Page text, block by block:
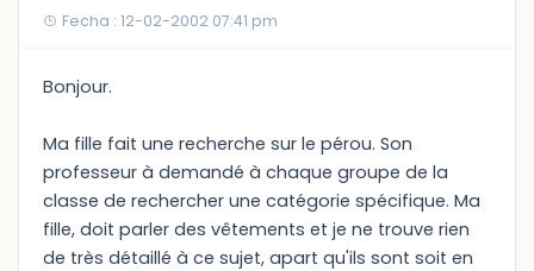
Fecha : 12-02-2002 07:41 pm
Bonjour.
Ma fille fait une recherche sur le pérou. Son
professeur à demandé à chaque groupe de la
classe de rechercher une catégorie spécifique. Ma
fille, doit parler des vêtements et je ne trouve rien
de très détaillé à ce sujet, apart qu'ils sont soit en